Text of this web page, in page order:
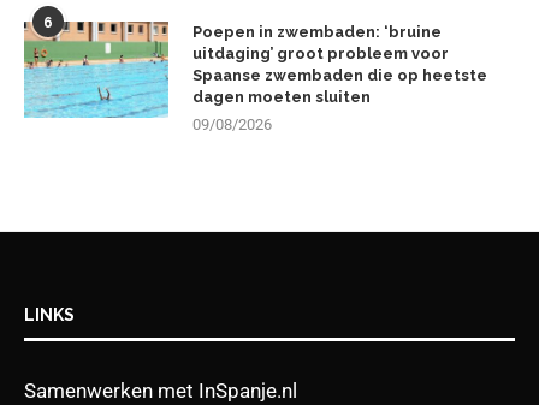
6
Poepen in zwembaden: ‘bruine
uitdaging’ groot probleem voor
Spaanse zwembaden die op heetste
dagen moeten sluiten
09/08/2026
LINKS
Samenwerken met InSpanje.nl